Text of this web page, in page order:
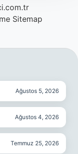
Sitemap
Ağustos 5, 2026
Ağustos 4, 2026
Temmuz 25, 2026